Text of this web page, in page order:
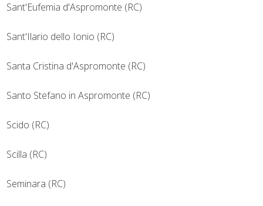
Sant'Eufemia d'Aspromonte (RC)
Sant'Ilario dello Ionio (RC)
Santa Cristina d'Aspromonte (RC)
Santo Stefano in Aspromonte (RC)
Scido (RC)
Scilla (RC)
Seminara (RC)